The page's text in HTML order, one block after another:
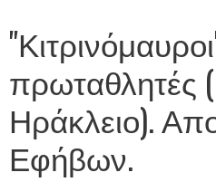
πρωταθλητές
Ηράκλειο).
Εφήβων.